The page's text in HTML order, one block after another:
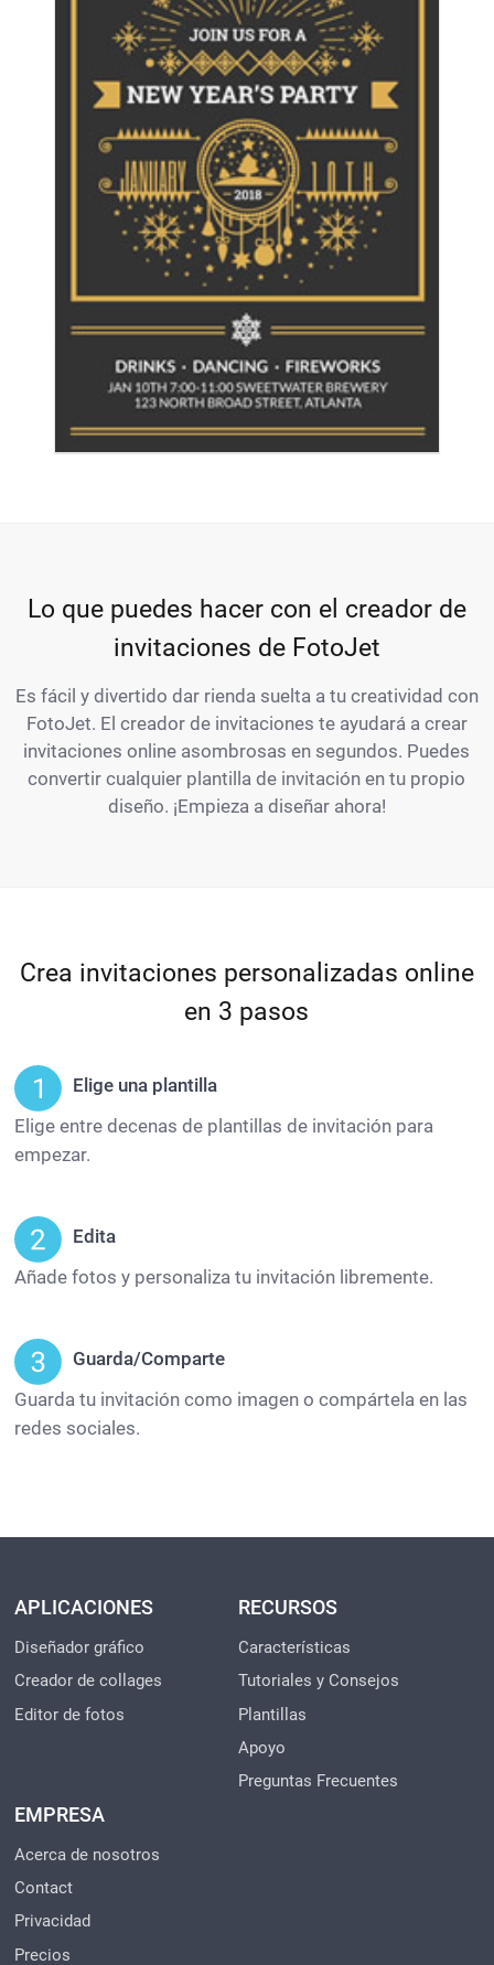
Lo que puedes hacer con el creador de
invitaciones de FotoJet
Es fácil y divertido dar rienda suelta a tu creatividad con
FotoJet. El creador de invitaciones te ayudará a crear
invitaciones online asombrosas en segundos. Puedes
convertir cualquier plantilla de invitación en tu propio
diseño. ¡Empieza a diseñar ahora!
Crea invitaciones personalizadas online
en 3 pasos
Elige una plantilla
Elige entre decenas de plantillas de invitación para
empezar.
Edita
Añade fotos y personaliza tu invitación libremente.
Guarda/Comparte
Guarda tu invitación como imagen o compártela en las
redes sociales.
APLICACIONES
Diseñador gráfico
Creador de collages
Editor de fotos
RECURSOS
Características
Tutoriales y Consejos
Plantillas
Apoyo
Preguntas Frecuentes
EMPRESA
Acerca de nosotros
Contact
Privacidad
Precios